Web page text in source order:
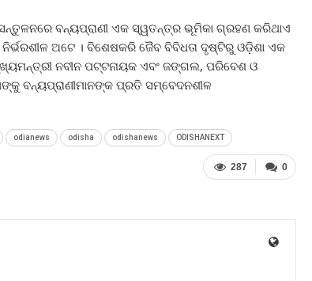
ବନ୍ୟପ୍ରାଣୀ ଏକ ସ୍ୱତନ୍ତ୍ର ଭୂମିକା ଗ୍ରହଣ କରିଥାଏ
ଅଟେ । ବିଶେଷକରି ଜୈବ ବିବିଧତା ଦୃଷ୍ଟିରୁ ଓଡ଼ିଶା ଏକ
ନବୀନ ପଟ୍ଟନାୟକ ଏବଂ ଜଙ୍ଗଲ, ପରିବେଶ ଓ
ବନ୍ୟପ୍ରାଣୀମାନଙ୍କ ପ୍ରତି ସମ୍ବେଦନଶୀଳ
odianews odisha odishanews ODISHANEXT
0
287